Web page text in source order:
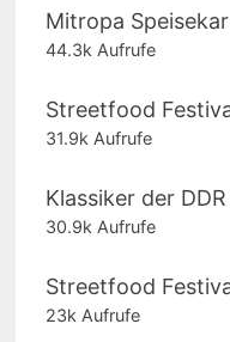
Mitropa
44.3k Aufrufe
Streetfood
31.9k Aufrufe
Klassiker der
30.9k Aufrufe
Streetfood
23k Aufrufe